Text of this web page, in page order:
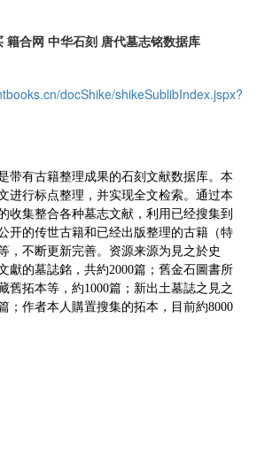
籍合网 中华石刻 唐代墓志铭数据库
docShike/shikeSublibIndex.jspx?
带有古籍整理成果的石刻文献数据库。本
进行标点整理，并实现全文检索。通过本
收集整合各种墓志文献，利用已经搜集到
开的传世古籍和已经出版整理的古籍（特
，不断更新完善。资源来源为見之於史
獻的墓誌銘，共約2000篇；舊金石圖書所
舊拓本等，約1000篇；新出土墓誌之見之
；作者本人購置搜集的拓本，目前約8000